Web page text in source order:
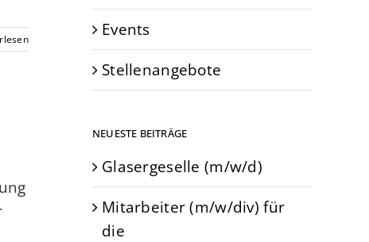
Events
Stellenangebote
NEUESTE BEITRÄGE
Glasergeselle (m/w/d)
Mitarbeiter (m/w/div) für
die